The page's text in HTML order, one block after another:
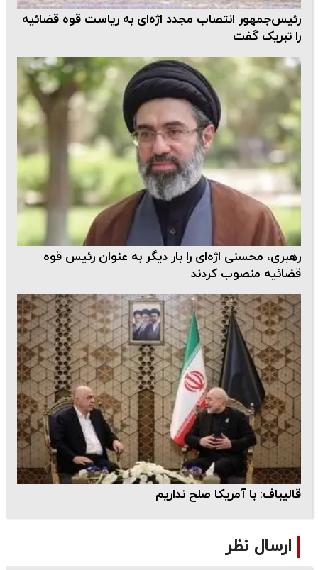
رئیس‌جمهور انتصاب مجدد اژه‌ای به ریاست قوه قضائیه
را تبریک گفت
رهبری، محسنی اژه‌ای را بار دیگر به عنوان رئیس قوه
قضائیه منصوب کردند
قالیباف: با آمریکا صلح نداریم
ارسال نظر